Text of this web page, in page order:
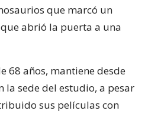
que marcó un
abrió la puerta a una
68 años, mantiene desde
la sede del estudio, a pesar
sus películas con